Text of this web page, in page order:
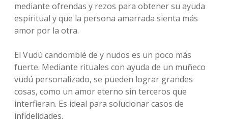
mediante ofrendas y rezos para obtener su ayuda
espiritual y que la persona amarrada sienta más
amor por la otra.
El Vudú candomblé de y nudos es un poco más
fuerte. Mediante rituales con ayuda de un muñeco
vudú personalizado, se pueden lograr grandes
cosas, como un amor eterno sin terceros que
interfieran. Es ideal para solucionar casos de
infidelidades.